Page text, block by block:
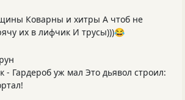
Коварны и хитры А чтоб не
их в лифчик И трусы)))😂
- Гардероб уж мал Это дьявол строил: